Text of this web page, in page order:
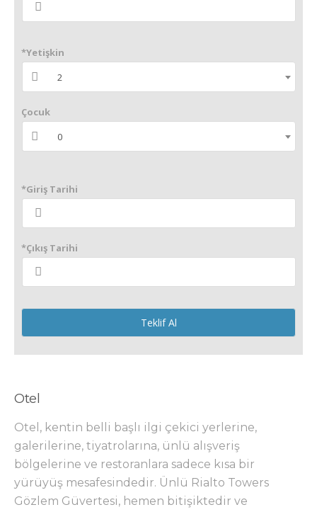
*Yetişkin
2
Çocuk
0
*Giriş Tarihi
*Çıkış Tarihi
Teklif Al
Otel
Otel, kentin belli başlı ilgi çekici yerlerine,
galerilerine, tiyatrolarına, ünlü alışveriş
bölgelerine ve restoranlara sadece kısa bir
yürüyüş mesafesindedir. Ünlü Rialto Towers
Gözlem Güvertesi, hemen bitişiktedir ve